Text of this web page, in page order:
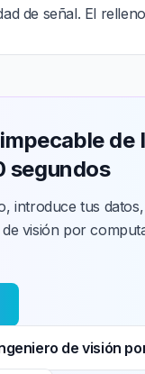
de señal. El
segundos
introduce tus
visión por
de visión